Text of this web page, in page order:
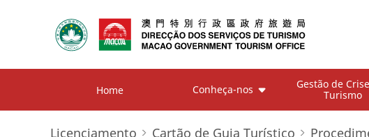
Home Conheça-nos
Gestão de
Turismo
Licenciamento Cartão de Guia Turístico